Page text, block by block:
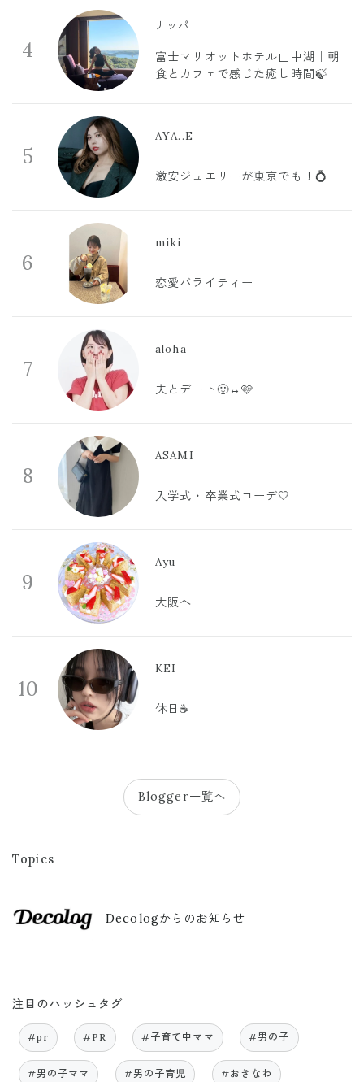
4
ナッパ
富士マリオットホテル山中湖｜朝
食とカフェで感じた癒し時間🍃
5
AYA..E
激安ジュエリーが東京でも！💍
6
miki
恋愛バライティー
7
aloha
夫とデート🙂‍↔️🩷
8
ASAMI
入学式・卒業式コーデ🤍
9
Ayu
大阪へ
10
KEI
休日☕️
Blogger一覧へ
Topics
Decologからのお知らせ
注目のハッシュタグ
#pr #PR #子育て中ママ #男の子
#男の子ママ #男の子育児 #おきなわ